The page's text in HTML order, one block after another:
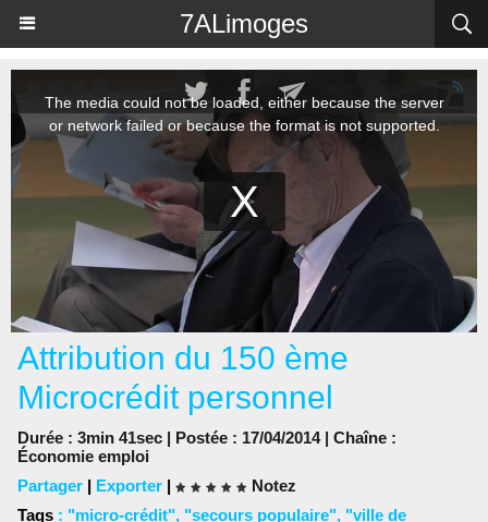
7ALimoges
Attribution du 150 ème
Microcrédit personnel
Durée : 3min 41sec | Postée : 17/04/2014 | Chaîne :
Économie emploi
Partager | Exporter |
Notez
Tags : "micro-crédit", "secours populaire", "ville de